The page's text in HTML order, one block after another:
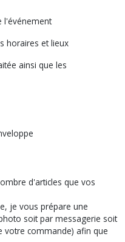
l'événement
horaires et lieux
ainsi que les
d'articles que vos
je vous prépare une
soit par messagerie soit
votre commande) afin que